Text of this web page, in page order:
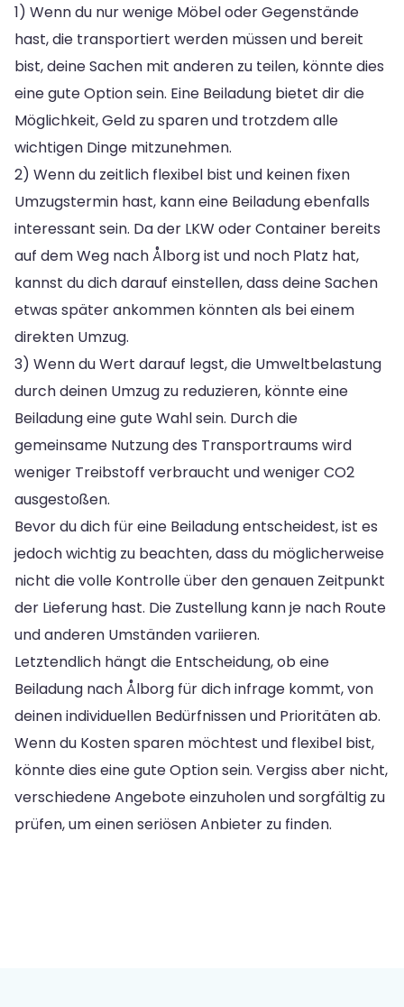
1) Wenn du nur wenige Möbel oder Gegenstände
hast, die transportiert werden müssen und bereit
bist, deine Sachen mit anderen zu teilen, könnte dies
eine gute Option sein. Eine Beiladung bietet dir die
Möglichkeit, Geld zu sparen und trotzdem alle
wichtigen Dinge mitzunehmen.
2) Wenn du zeitlich flexibel bist und keinen fixen
Umzugstermin hast, kann eine Beiladung ebenfalls
interessant sein. Da der LKW oder Container bereits
auf dem Weg nach Ålborg ist und noch Platz hat,
kannst du dich darauf einstellen, dass deine Sachen
etwas später ankommen könnten als bei einem
direkten Umzug.
3) Wenn du Wert darauf legst, die Umweltbelastung
durch deinen Umzug zu reduzieren, könnte eine
Beiladung eine gute Wahl sein. Durch die
gemeinsame Nutzung des Transportraums wird
weniger Treibstoff verbraucht und weniger CO2
ausgestoßen.
Bevor du dich für eine Beiladung entscheidest, ist es
jedoch wichtig zu beachten, dass du möglicherweise
nicht die volle Kontrolle über den genauen Zeitpunkt
der Lieferung hast. Die Zustellung kann je nach Route
und anderen Umständen variieren.
Letztendlich hängt die Entscheidung, ob eine
Beiladung nach Ålborg für dich infrage kommt, von
deinen individuellen Bedürfnissen und Prioritäten ab.
Wenn du Kosten sparen möchtest und flexibel bist,
könnte dies eine gute Option sein. Vergiss aber nicht,
verschiedene Angebote einzuholen und sorgfältig zu
prüfen, um einen seriösen Anbieter zu finden.